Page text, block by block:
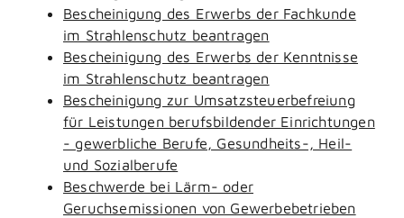
Bescheinigung des Erwerbs der Fachkunde
im Strahlenschutz beantragen
Bescheinigung des Erwerbs der Kenntnisse
im Strahlenschutz beantragen
Bescheinigung zur Umsatzsteuerbefreiung
für Leistungen berufsbildender Einrichtungen
- gewerbliche Berufe, Gesundheits-, Heil-
und Sozialberufe
Beschwerde bei Lärm- oder
Geruchsemissionen von Gewerbebetrieben